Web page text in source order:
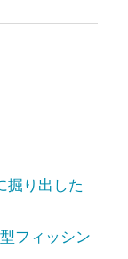
掘り出した
フィッシン